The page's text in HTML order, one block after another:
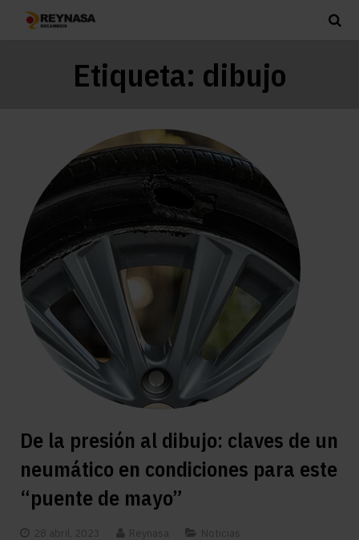
Etiqueta: dibujo
De la presión al dibujo: claves de un
neumático en condiciones para este
“puente de mayo”
28 abril, 2023 Reynasa
Noticias